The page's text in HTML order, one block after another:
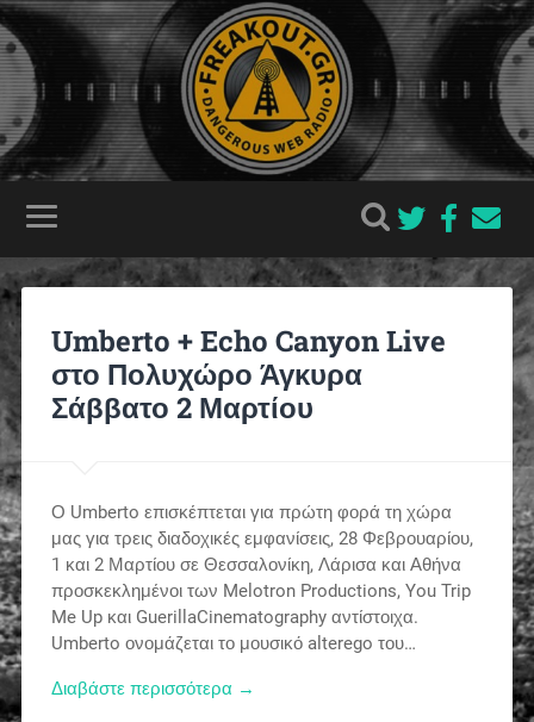
Umberto + Echo Canyon Live
στο Πολυχώρο Άγκυρα
Σάββατο 2 Μαρτίου
Ο Umberto επισκέπτεται για πρώτη φορά τη χώρα
μας για τρεις διαδοχικές εμφανίσεις, 28 Φεβρουαρίου,
1 και 2 Μαρτίου σε Θεσσαλονίκη, Λάρισα και Αθήνα
προσκεκλημένοι των Melotron Productions, You Trip
Me Up και GuerillaCinematography αντίστοιχα.
Umberto ονομάζεται το μουσικό alterego του…
Διαβάστε περισσότερα →